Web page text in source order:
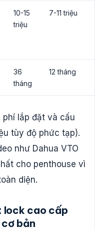
10-15
triệu
7-11 triệu
36
tháng
12 tháng
lắp đặt và cấu
tùy độ phức tạp).
như Dahua VTO
cho penthouse vì
diện.
lock cao cấp
bản